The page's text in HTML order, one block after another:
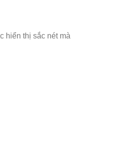
hiển thị sắc nét mà